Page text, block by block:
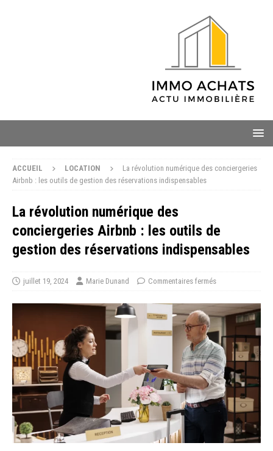
ACCUEIL LOCATION
La révolution numérique des conciergeries
Airbnb : les outils de gestion des réservations indispensables
La révolution numérique des
conciergeries Airbnb : les outils de
gestion des réservations indispensables
juillet 19, 2024 Marie Dunand Commentaires fermés